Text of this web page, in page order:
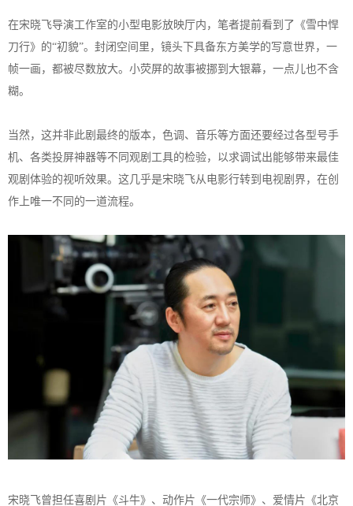
在宋晓飞导演工作室的小型电影放映厅内，笔者提前看到了《雪中悍
刀行》的“初貌”。封闭空间里，镜头下具备东方美学的写意世界，一
帧一画，都被尽数放大。小荧屏的故事被挪到大银幕，一点儿也不含
糊。
当然，这并非此剧最终的版本，色调、音乐等方面还要经过各型号手
机、各类投屏神器等不同观剧工具的检验，以求调试出能够带来最佳
观剧体验的视听效果。这几乎是宋晓飞从电影行转到电视剧界，在创
作上唯一不同的一道流程。
宋晓飞曾担任喜剧片《斗牛》、动作片《一代宗师》、爱情片《北京